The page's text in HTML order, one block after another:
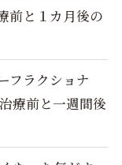
前と１カ月後の
フラクショナ
療前と一週間後